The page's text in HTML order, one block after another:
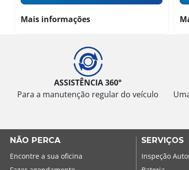
Mais informações
ASSISTÊNCIA 360°
Para a manutenção regular do veículo
NÃO PERCA
Encontre a sua oficina
SERVIÇOS
Inspeção